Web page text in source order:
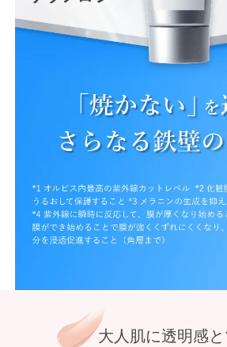
ポーラ化成 独自技術を搭載進化させた防御
@cosmeベストコスメアワードでの受賞（2022年～2025
2024年12月20日時点（オルビス調べ リンクルホワイトUV
化粧膜のくずれにくさ、肌をうるおして保護すること
大人肌に透明感